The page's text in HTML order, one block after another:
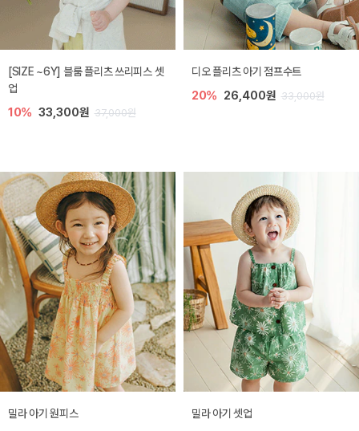
[SIZE ~6Y] 블룸 플리츠 쓰리피스 셋
업
10% 33,300원 37,000원
디오 플리츠 아기 점프수트
20% 26,400원 33,000원
밀라 아기 원피스 밀라 아기 셋업